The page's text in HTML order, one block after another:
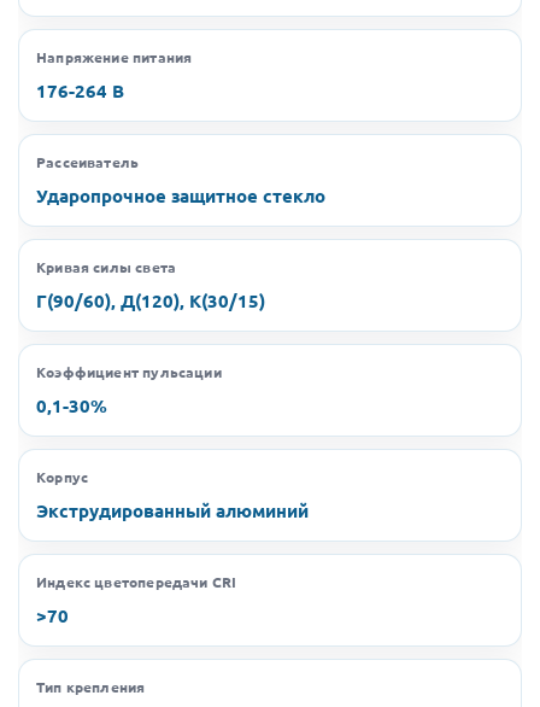
Напряжение питания
176-264 В
Рассеиватель
Ударопрочное защитное стекло
Кривая силы света
Г(90/60), Д(120), К(30/15)
Коэффициент пульсации
0,1-30%
Корпус
Экструдированный алюминий
Индекс цветопередачи CRI
>70
Тип крепления